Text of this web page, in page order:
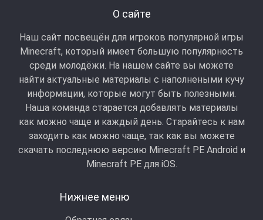
О сайте
Наш сайт посвещён для игроков популярной игры
Minecraft, который имеет большую популярность
среди молодёжи. На нашем сайте вы можете
найти актуальные материалы с наполнеными кучу
информации, которые могут быть полезными.
Наша команда старается добавлять материалы
как можно чаще и каждый день. Старайтесь к нам
заходить как можно чаще, так как вы можете
скачать последнюю версию Minecraft PE Android и
Minecraft РЕ для iOS.
Нижнее меню